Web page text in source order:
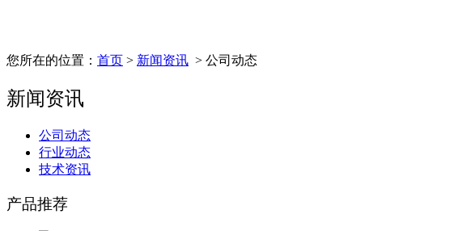
您所在的位置： 首页 > 新闻资讯 > 公司动态
新闻资讯
公司动态
行业动态
技术资讯
产品推荐